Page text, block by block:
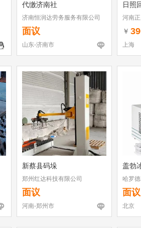
代缴济南社
济南恒润达劳务服务有限公司
面议
山东-济南市
日照
河南
￥
上海
新蔡县码垛
郑州红达科技有限公司
面议
河南-郑州市
盖勃
哈罗
面议
北京